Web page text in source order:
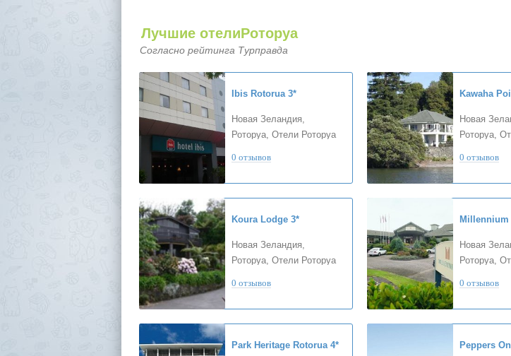
Лучшие отелиРоторуа
Согласно рейтинга Турправда
Ibis Rotorua 3*
Новая Зеландия,
Роторуа, Отели Роторуа
0 отзывов
Kawaha
Новая
Роторуа,
0 отзывов
Koura Lodge 3*
Новая Зеландия,
Роторуа, Отели Роторуа
0 отзывов
Новая
Роторуа,
0 отзывов
Park Heritage Rotorua 4* Peppers